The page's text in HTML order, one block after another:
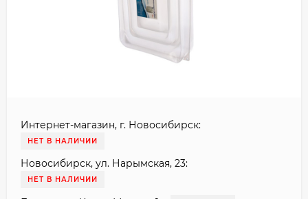
Интернет-магазин, г. Новосибирск:
НЕТ В НАЛИЧИИ
Новосибирск, ул. Нарымская, 23:
НЕТ В НАЛИЧИИ